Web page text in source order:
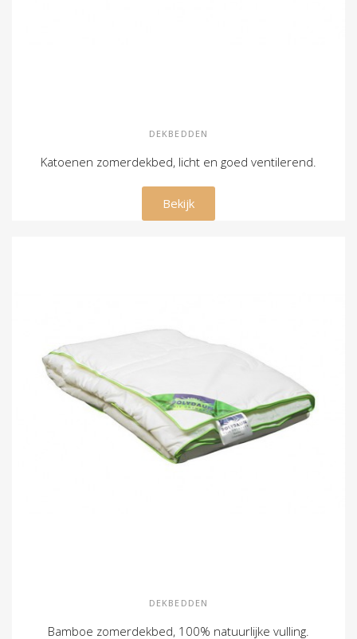
DEKBEDDEN
Katoenen zomerdekbed, licht en goed ventilerend.
€ 59,00
Bekijk
DEKBEDDEN
Bamboe zomerdekbed, 100% natuurlijke vulling.